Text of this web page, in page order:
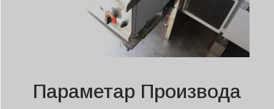
Параметар Производа